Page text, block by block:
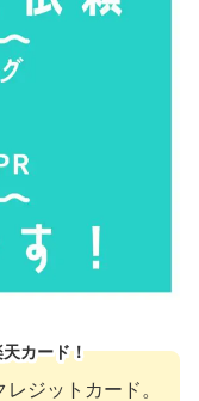
カード！
ジットカード。